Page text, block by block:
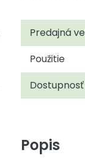
Predajná
Použitie
Dostupnosť
Popis